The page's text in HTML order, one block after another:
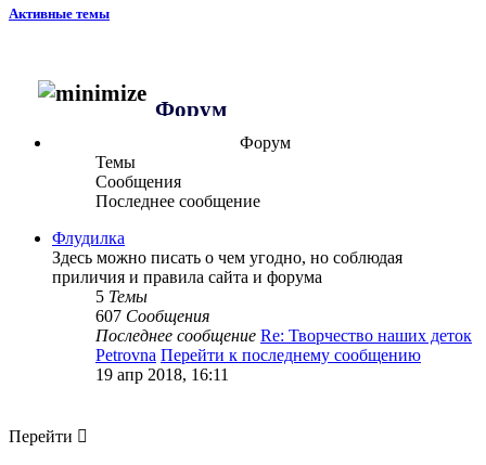
Активные темы
Форум
Форум
Темы
Сообщения
Последнее сообщение
Флудилка
Здесь можно писать о чем угодно, но соблюдая
приличия и правила сайта и форума
5 Темы
607 Сообщения
Последнее сообщение Re: Творчество наших деток
Petrovna Перейти к последнему сообщению
19 апр 2018, 16:11
Перейти